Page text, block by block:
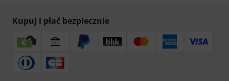
Kupuj i płać bezpiecznie